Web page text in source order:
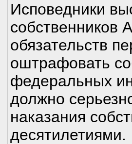
Исповедники
собственников
обязательств
оштрафовать
федеральных
должно
наказания
десятилетиями.